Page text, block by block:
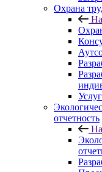
Охрана
отчетность